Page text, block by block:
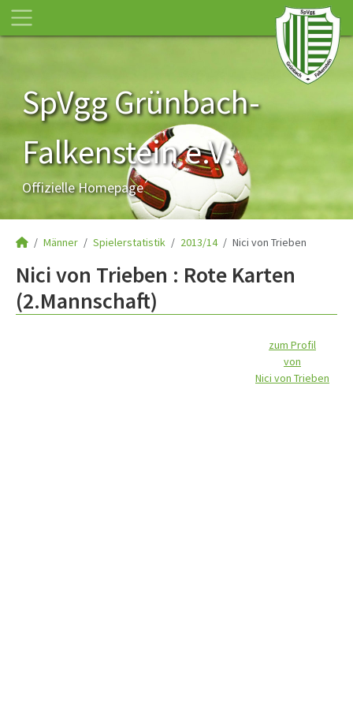
SpVgg Grünbach-
Falkenstein e.V.
Offizielle Homepage
Männer Spielerstatistik 2013/14 Nici von Trieben
Nici von Trieben : Rote Karten
(2.Mannschaft)
zum Profil
von
Nici von Trieben